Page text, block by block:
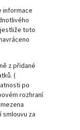
informace
toto
z přidané
(
po
rozhraní
za